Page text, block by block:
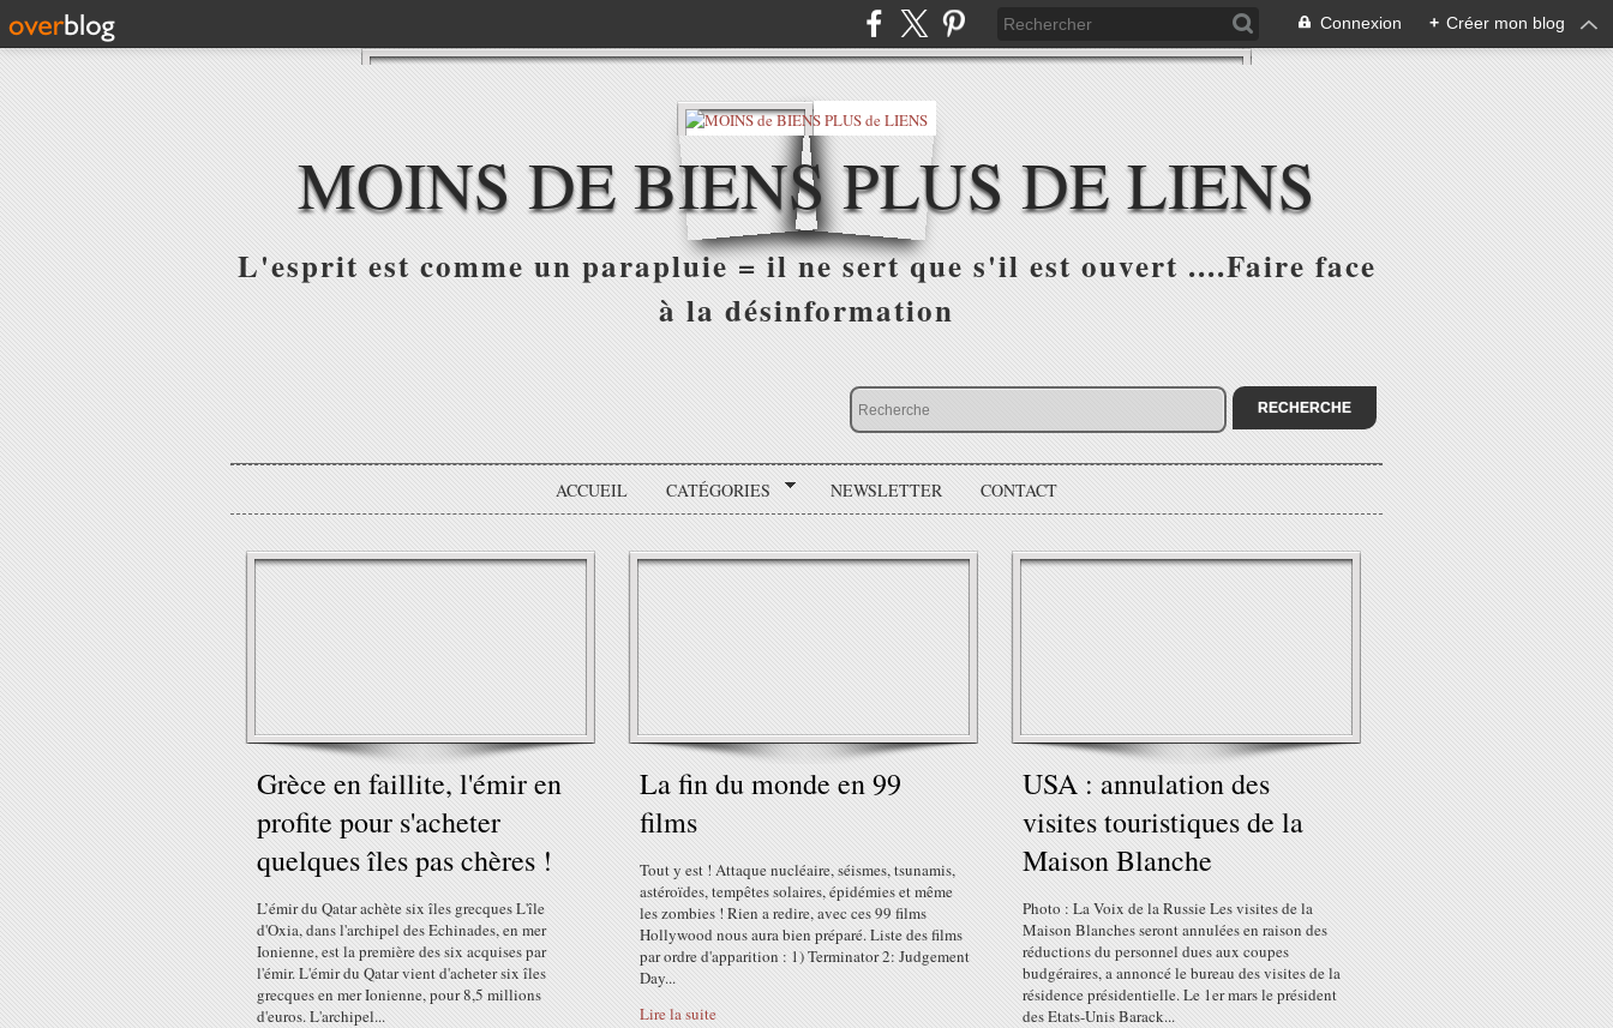
Connexion + Créer mon blog
MOINS DE BIENS PLUS DE LIENS
L'esprit est comme un parapluie = il ne sert que s'il est ouvert ....Faire face
à la désinformation
ACCUEIL CATÉGORIES NEWSLETTER CONTACT
Grèce en faillite, l'émir en
profite pour s'acheter
quelques îles pas chères !
L’émir du Qatar achète six îles grecques L'île
d'Oxia, dans l'archipel des Echinades, en mer
Ionienne, est la première des six acquises par
l'émir. L'émir du Qatar vient d'acheter six îles
grecques en mer Ionienne, pour 8,5 millions
d'euros. L'archipel...
La fin du monde en 99
films
Tout y est ! Attaque nucléaire, séismes, tsunamis,
astéroïdes, tempêtes solaires, épidémies et même
les zombies ! Rien a redire, avec ces 99 films
Hollywood nous aura bien préparé. Liste des films
par ordre d'apparition : 1) Terminator 2: Judgement
Day...
Lire la suite
USA : annulation des
visites touristiques de la
Maison Blanche
Photo : La Voix de la Russie Les visites de la
Maison Blanches seront annulées en raison des
réductions du personnel dues aux coupes
budgéraires, a annoncé le bureau des visites de la
résidence présidentielle. Le 1er mars le président
des Etats-Unis Barack...